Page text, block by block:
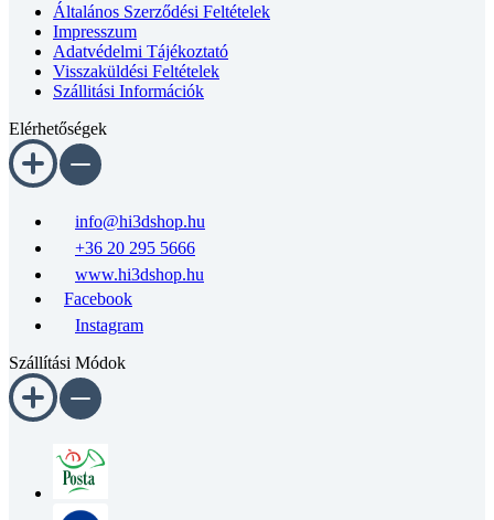
Általános Szerződési Feltételek
Impresszum
Adatvédelmi Tájékoztató
Visszaküldési Feltételek
Szállitási Információk
Elérhetőségek
info@hi3dshop.hu
+36 20 295 5666
www.hi3dshop.hu
Facebook
Instagram
Szállítási Módok